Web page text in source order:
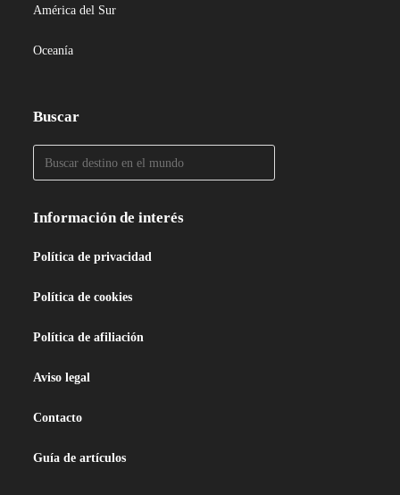
América del Sur
Oceanía
Buscar
Información de interés
Política de privacidad
Política de cookies
Política de afiliación
Aviso legal
Contacto
Guía de artículos